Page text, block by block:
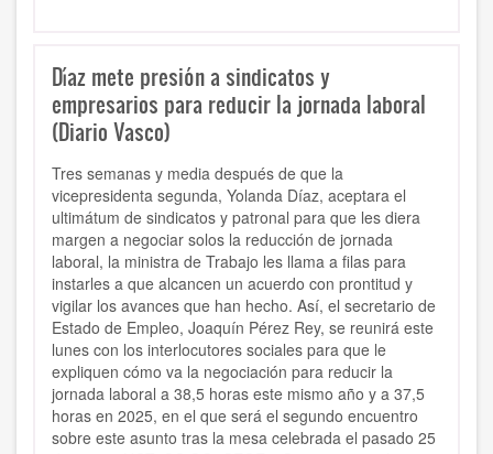
Díaz mete presión a sindicatos y
empresarios para reducir la jornada laboral
(Diario Vasco)
Tres semanas y media después de que la
vicepresidenta segunda, Yolanda Díaz, aceptara el
ultimátum de sindicatos y patronal para que les diera
margen a negociar solos la reducción de jornada
laboral, la ministra de Trabajo les llama a filas para
instarles a que alcancen un acuerdo con prontitud y
vigilar los avances que han hecho. Así, el secretario de
Estado de Empleo, Joaquín Pérez Rey, se reunirá este
lunes con los interlocutores sociales para que le
expliquen cómo va la negociación para reducir la
jornada laboral a 38,5 horas este mismo año y a 37,5
horas en 2025, en el que será el segundo encuentro
sobre este asunto tras la mesa celebrada el pasado 25